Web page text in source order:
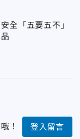
全「五要五不」
！ 登入留言